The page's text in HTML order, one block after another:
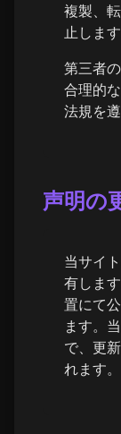
複製、
止します
第三者
合理的
法規を
声明の
当サイ
有しま
置にて
ます。
で、更
れます。